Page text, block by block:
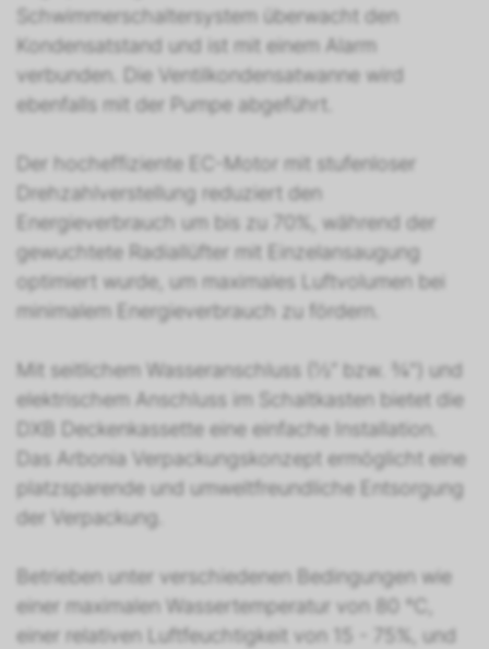
Schwimmerschaltersystem überwacht den
Kondensatstand und ist mit einem Alarm
verbunden. Die Ventilkondensatwanne wird
ebenfalls mit der Pumpe abgeführt.
Der hocheffiziente EC-Motor mit stufenloser
Drehzahlverstellung reduziert den
Energieverbrauch um bis zu 70%, während der
gewuchtete Radiallüfter mit Einzelansaugung
optimiert wurde, um maximales Luftvolumen bei
minimalem Energieverbrauch zu fördern.
Mit seitlichem Wasseranschluss (½“ bzw. ¾") und
elektrischem Anschluss im Schaltkasten bietet die
DXB Deckenkassette eine einfache Installation.
Das Arbonia Verpackungskonzept ermöglicht eine
platzsparende und umweltfreundliche Entsorgung
der Verpackung.
Betrieben unter verschiedenen Bedingungen wie
einer maximalen Wassertemperatur von 80 °C,
einer relativen Luftfeuchtigkeit von 15 - 75%, und